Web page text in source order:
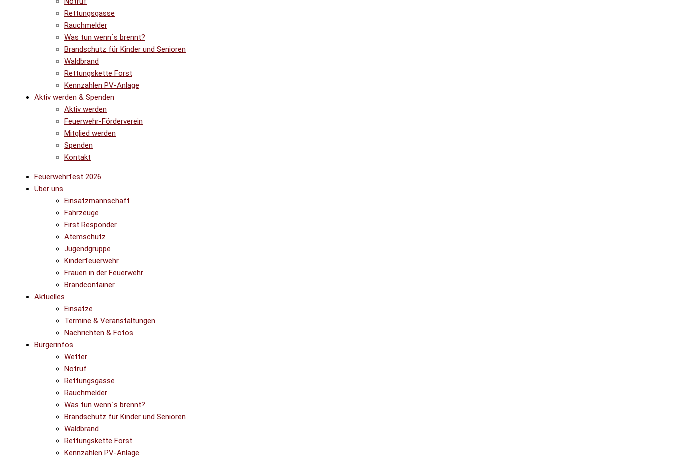
Rettungsgasse
Rauchmelder
Was tun wenn´s brennt?
Brandschutz für Kinder und Senioren
Waldbrand
Rettungskette Forst
Kennzahlen PV-Anlage
Aktiv werden & Spenden
Aktiv werden
Feuerwehr-Förderverein
Mitglied werden
Spenden
Kontakt
Feuerwehrfest 2026
Über uns
Einsatzmannschaft
Fahrzeuge
First Responder
Atemschutz
Jugendgruppe
Kinderfeuerwehr
Frauen in der Feuerwehr
Brandcontainer
Aktuelles
Einsätze
Termine & Veranstaltungen
Nachrichten & Fotos
Bürgerinfos
Wetter
Notruf
Rettungsgasse
Rauchmelder
Was tun wenn´s brennt?
Brandschutz für Kinder und Senioren
Waldbrand
Rettungskette Forst
Kennzahlen PV-Anlage